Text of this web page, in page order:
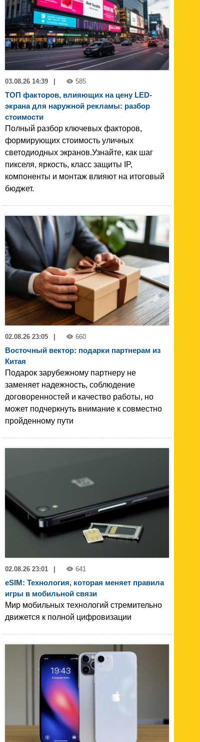
03.08.26 14:39 585
ТОП факторов, влияющих на цену LED-
экрана для наружной рекламы: разбор
стоимости
Полный разбор ключевых факторов,
формирующих стоимость уличных
светодиодных экранов.Узнайте, как шаг
пикселя, яркость, класс защиты IP,
компоненты и монтаж влияют на итоговый
бюджет.
02.08.26 23:05 660
Восточный вектор: подарки партнерам из
Китая
Подарок зарубежному партнеру не
заменяет надежность, соблюдение
договоренностей и качество работы, но
может подчеркнуть внимание к совместно
пройденному пути
02.08.26 23:01 | 641
eSIM: Технология, которая меняет правила
игры в мобильной связи
Мир мобильных технологий стремительно
движется к полной цифровизации